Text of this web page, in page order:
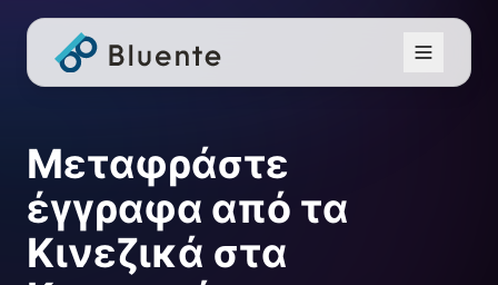
Μεταφράστε
έγγραφα από τα
Κινεζικά στα